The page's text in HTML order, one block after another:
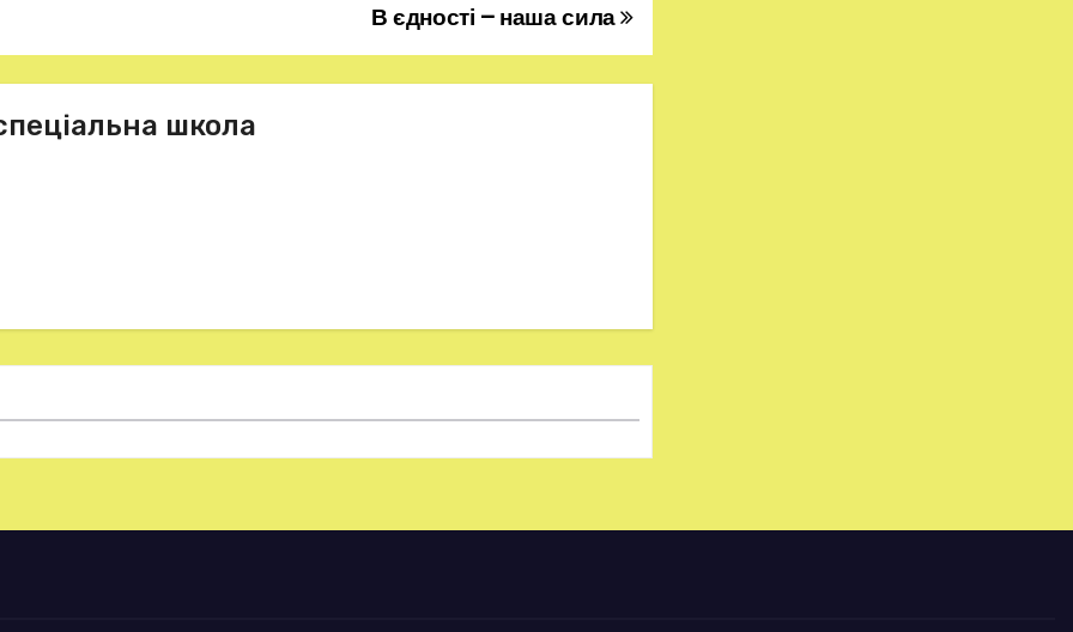
В єдності – наша сила
школа